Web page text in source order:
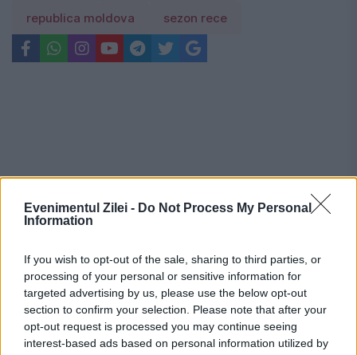
Evenimentul Zilei - Do Not Process My Personal
Information
If you wish to opt-out of the sale, sharing to third parties, or
processing of your personal or sensitive information for
targeted advertising by us, please use the below opt-out
section to confirm your selection. Please note that after your
opt-out request is processed you may continue seeing
interest-based ads based on personal information utilized by
republica moldova sezon rece
Recomandările noastre